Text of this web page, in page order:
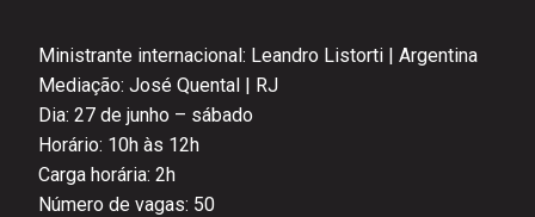
Ministrante internacional: Leandro Listorti | Argentina
Mediação: José Quental | RJ
Dia: 27 de junho – sábado
Horário: 10h às 12h
Carga horária: 2h
Número de vagas: 50